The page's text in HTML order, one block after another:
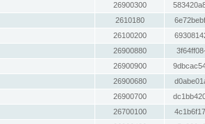
26900300
2610180
26100200
26900880
26900900
26900680
26900700
26700100